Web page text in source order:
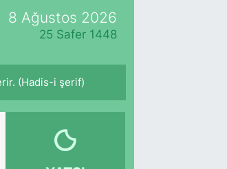
8 Ağustos 2026
25 Safer 1448
(Hadis-i şerif)